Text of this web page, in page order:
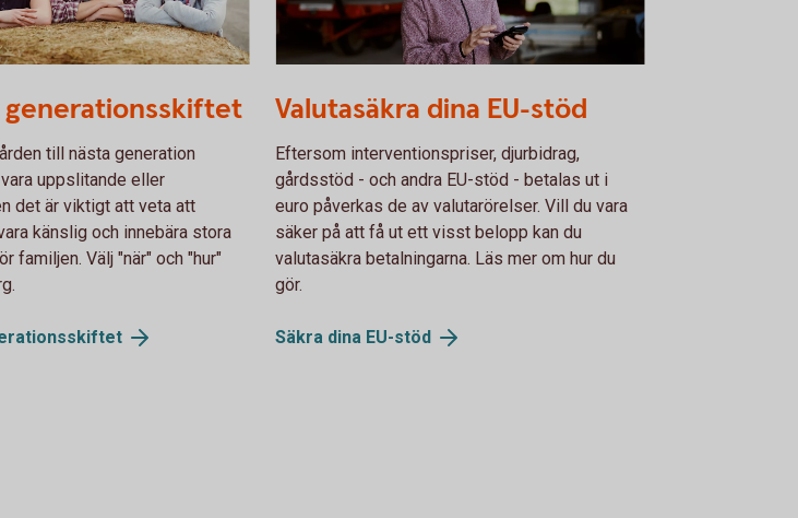
generationsskiftet
till nästa generation
uppslitande eller
det är viktigt att veta att
känslig och innebära stora
familjen. Välj "när" och "hur"
Valutasäkra dina EU-stöd
Eftersom interventionspriser, djurbidrag,
gårdsstöd - och andra EU-stöd - betalas ut i
euro påverkas de av valutarörelser. Vill du vara
säker på att få ut ett visst belopp kan du
valutasäkra betalningarna. Läs mer om hur du
gör.
Säkra dina EU-stöd